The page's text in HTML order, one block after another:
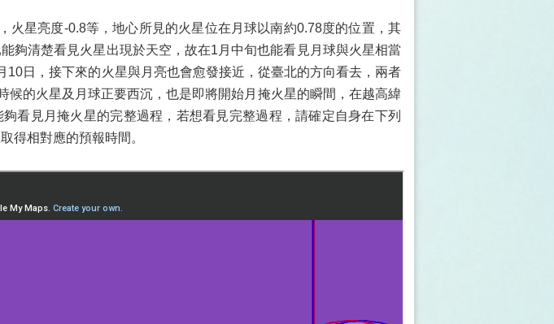
火星亮度-0.8等，地心所見的火星位在月球以南約0.78度的位置，其
夠清楚看見火星出現於天空，故在1月中旬也能看見月球與火星相當
10日，接下來的火星與月亮也會愈發接近，從臺北的方向看去，兩者
候的火星及月球正要西沉，也是即將開始月掩火星的瞬間，在越高緯
看見月掩火星的完整過程，若想看見完整過程，請確定自身在下列
得相對應的預報時間。